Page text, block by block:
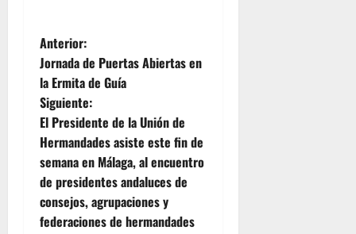
N
a
v
e
g
a
Anterior:
Jornada de Puertas Abiertas en
la Ermita de Guía
Siguiente:
El Presidente de la Unión de
Hermandades asiste este fin de
semana en Málaga, al encuentro
de presidentes andaluces de
consejos, agrupaciones y
federaciones de hermandades